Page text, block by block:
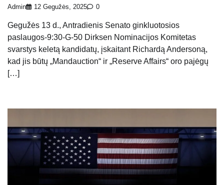
Admin 12 Gegužės, 2025 0
Gegužės 13 d., Antradienis Senato ginkluotosios
paslaugos-9:30-G-50 Dirksen Nominacijos Komitetas
svarstys keletą kandidatų, įskaitant Richardą Andersoną,
kad jis būtų „Mandauction“ ir „Reserve Affairs“ oro pajėgų
[…]